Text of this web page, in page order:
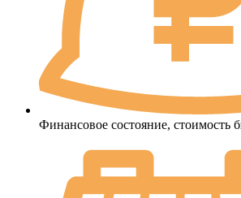
Финансовое состояние, стоимость